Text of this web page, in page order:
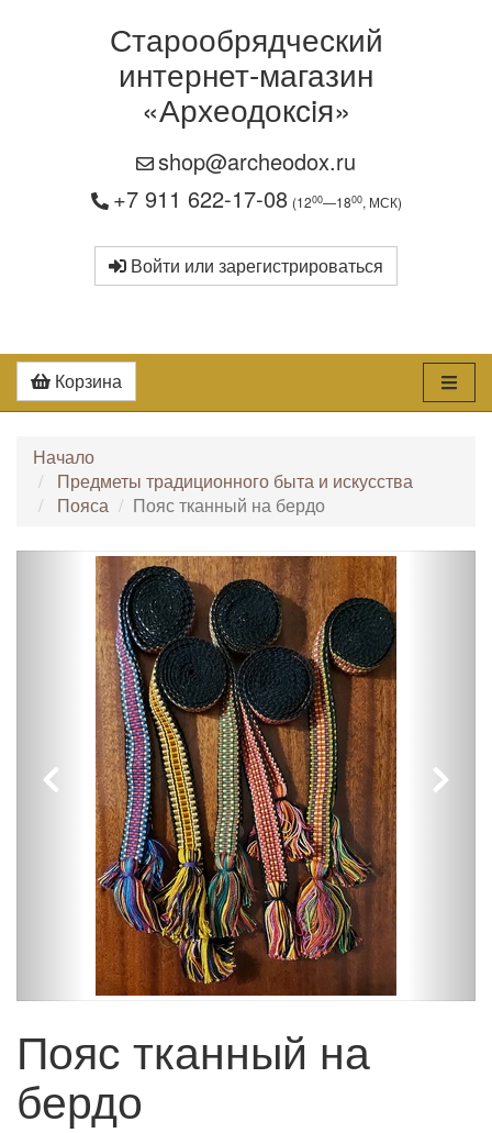
Старообрядческий
интернет-магазин
«Археодоксiя»
shop@archeodox.ru
+7 911 622-17-08 (1200—1800, МСК)
Войти или зарегистрироваться
Корзина
Начало
Предметы традиционного быта и искусства
Пояса
Пояс тканный на бердо
Пояс тканный на
бердо